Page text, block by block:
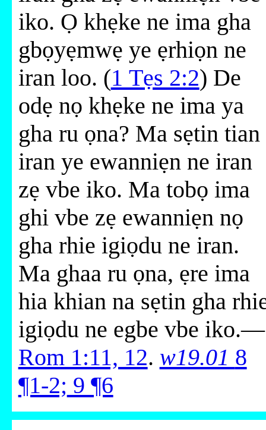
iko. Ọ khẹke ne ima gha
gbọyẹmwẹ ye ẹrhiọn ne
iran loo. (1 Tẹs 2:2) De
odẹ nọ khẹke ne ima ya
gha ru ọna? Ma sẹtin tian
iran ye ewanniẹn ne iran
zẹ vbe iko. Ma tobọ ima
ghi vbe zẹ ewanniẹn nọ
gha rhie igiọdu ne iran.
Ma ghaa ru ọna, ẹre ima
hia khian na sẹtin gha
igiọdu ne egbe vbe iko.—
Rom 1:11, 12. w19.01 8
¶1-2; 9 ¶6